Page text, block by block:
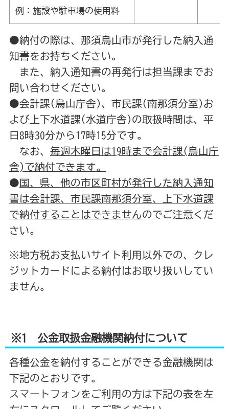
例：施設や駐車場の使用料
●納付の際は、那須烏山市が発行した納入通
知書をお持ちください。
また、納入通知書の再発行は担当課までお
問い合わせください。
●会計課(烏山庁舎)、市民課(南那須分室)お
よび上下水道課(水道庁舎)の取扱時間は、平
日8時30分から17時15分です。
なお、 毎週木曜日は19時まで会計課(烏山庁
舎)で納付できます。
● 国、県、他の市区町村が発行した納入通知
書は会計課、市民課南那須分室、上下水道課
で納付することはできませんのでご注意くだ
さい。
※地方税お支払いサイト利用以外での、クレ
ジットカードによる納付はお取り扱いしてい
ません。
※1 公金取扱金融機関納付について
各種公金を納付することができる金融機関は
下記のとおりです。
スマートフォンをご利用の方は下記の表を左